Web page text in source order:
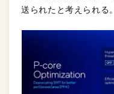
送られたと考えられる。